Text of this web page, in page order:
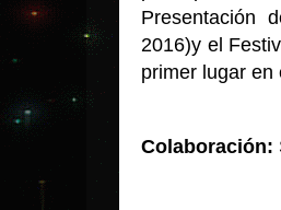
Presentación
2016)y el
primer lugar en
Colaboración: